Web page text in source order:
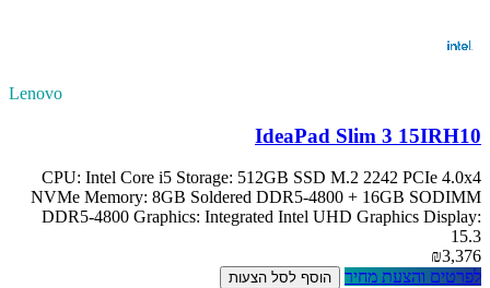
Lenovo
IdeaPad Slim 3 15IRH10
CPU: Intel Core i5 Storage: 512GB SSD M.2 2242 PCIe 4.0x4
NVMe Memory: 8GB Soldered DDR5-4800 + 16GB SODIMM
DDR5-4800 Graphics: Integrated Intel UHD Graphics Display:
15.3
₪3,376
לפרטים והצעת מחיר
הוסף לסל הצעות